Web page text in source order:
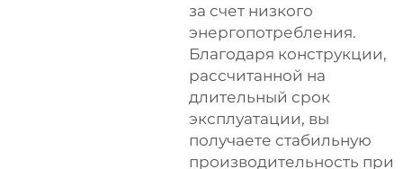
за счет низкого
энергопотребления.
Благодаря конструкции,
рассчитанной на
длительный срок
эксплуатации, вы
получаете стабильную
производительность при